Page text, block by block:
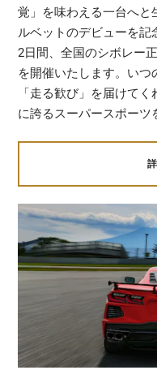
覚」を味わえる一台へと
ルベットのデビューを
2日間、全国のシボレー
を開催いたします。いつ
「走る歓び」を届けて
に誇るスーパースポーツ